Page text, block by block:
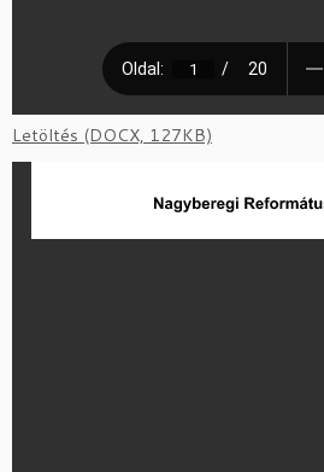
Letöltés (DOCX, 127KB)